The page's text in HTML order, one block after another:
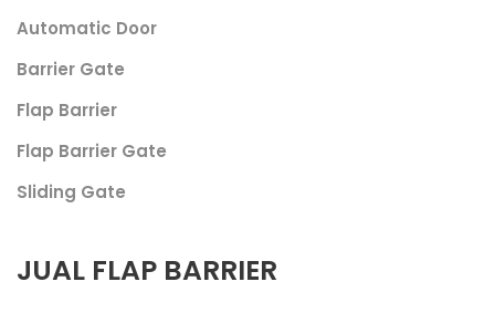
Automatic Door
Barrier Gate
Flap Barrier
Flap Barrier Gate
Sliding Gate
JUAL FLAP BARRIER